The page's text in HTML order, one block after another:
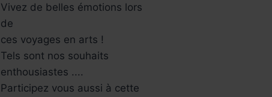
Vivez de belles émotions lors
de
ces voyages en arts !
Tels sont nos souhaits
enthousiastes ....
Participez vous aussi à cette